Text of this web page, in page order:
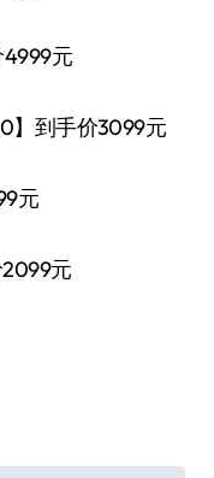
元
】到手价3099元
元
元